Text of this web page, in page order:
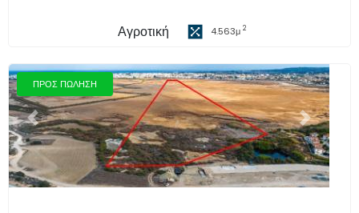
Αγροτική 4.563μ 2
ΠΡΟΣ ΠΩΛΗΣΗ
Προηγούμενο Επόμενο